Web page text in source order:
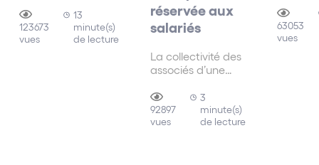
code civil relatif à la
clause pénale
123673
vues
13
minute(s)
de lecture
réservée aux
salariés
La collectivité des
associés d’une
doit, lorsque le
rapport de gestion
présenté à
92897
vues
3
minute(s)
de lecture
63053
vues